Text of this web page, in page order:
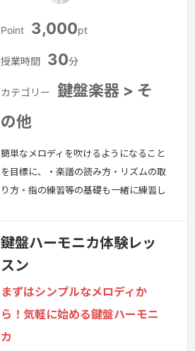
Point 3,000pt
授業時間 30分
カテゴリー
鍵盤楽器 > そ
の他
簡単なメロディを吹けるようになること
を目標に、・楽譜の読み方・リズムの取
り方・指の練習等の基礎も一緒に練習し
鍵盤ハーモニカ体験レッ
スン
まずはシンプルなメロディか
ら！気軽に始める鍵盤ハーモニ
カ